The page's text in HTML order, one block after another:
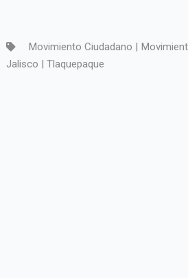
Movimiento Ciudadano |
Jalisco | Tlaquepaque